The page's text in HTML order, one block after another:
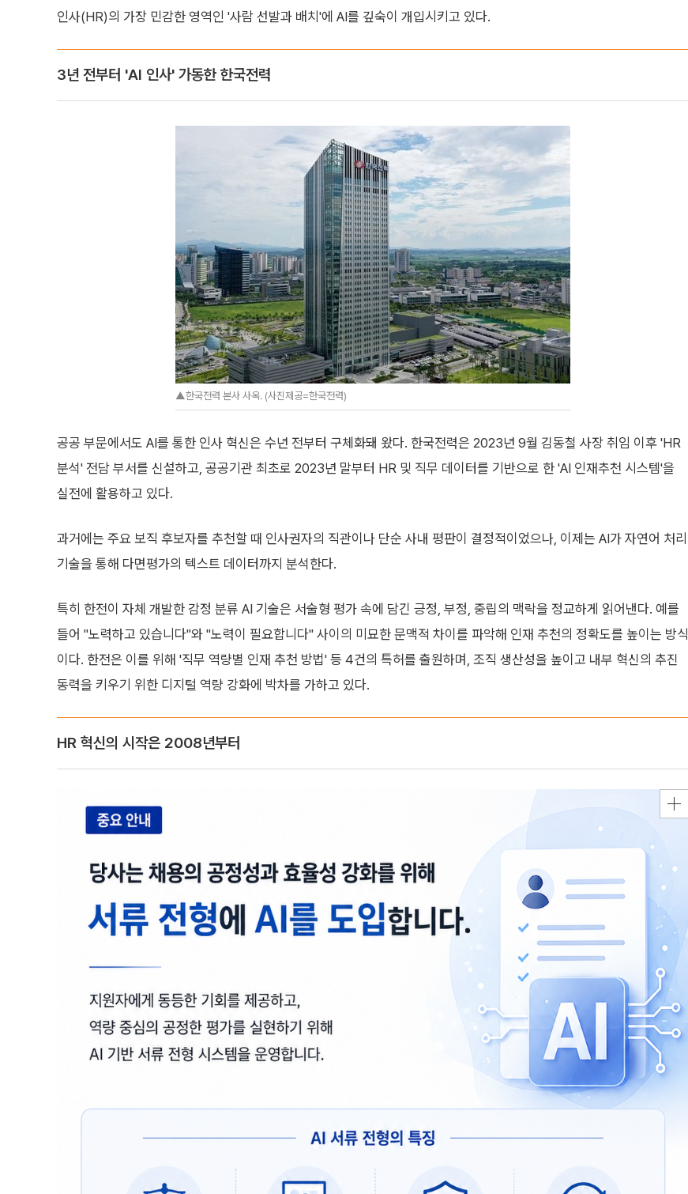
인사(HR)의 가장 민감한 영역인 '사람 선발과 배치'에 AI를 깊숙이 개입시키고 있다.
3년 전부터 'AI 인사' 가동한 한국전력
▲한국전력 본사 사옥. (사진제공=한국전력)
공공 부문에서도 AI를 통한 인사 혁신은 수년 전부터 구체화돼 왔다. 한국전력은 2023년 9월 김동철 사장 취임 이후 'HR
분석' 전담 부서를 신설하고, 공공기관 최초로 2023년 말부터 HR 및 직무 데이터를 기반으로 한 'AI 인재추천 시스템'을
실전에 활용하고 있다.
과거에는 주요 보직 후보자를 추천할 때 인사권자의 직관이나 단순 사내 평판이 결정적이었으나, 이제는 AI가 자연어 처리
기술을 통해 다면평가의 텍스트 데이터까지 분석한다.
특히 한전이 자체 개발한 감정 분류 AI 기술은 서술형 평가 속에 담긴 긍정, 부정, 중립의 맥락을 정교하게 읽어낸다. 예를
들어 "노력하고 있습니다"와 "노력이 필요합니다" 사이의 미묘한 문맥적 차이를 파악해 인재 추천의 정확도를 높이는 방식
이다. 한전은 이를 위해 '직무 역량별 인재 추천 방법' 등 4건의 특허를 출원하며, 조직 생산성을 높이고 내부 혁신의 추진
동력을 키우기 위한 디지털 역량 강화에 박차를 가하고 있다.
HR 혁신의 시작은 2008년부터